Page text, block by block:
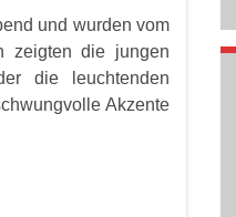
und wurden vom
zeigten die jungen
die leuchtenden
Akzente